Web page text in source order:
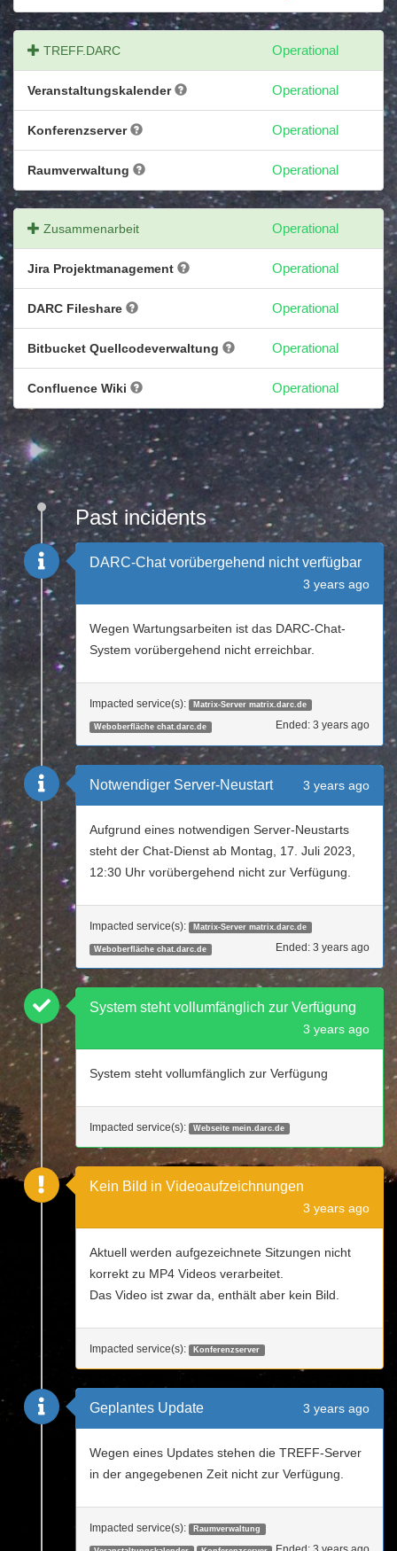
TREFF.DARC Operational
Veranstaltungskalender Operational
Konferenzserver Operational
Raumverwaltung Operational
Zusammenarbeit Operational
Jira Projektmanagement Operational
DARC Fileshare Operational
Bitbucket Quellcodeverwaltung Operational
Confluence Wiki Operational
Past incidents
DARC-Chat vorübergehend nicht verfügbar
3 years ago
Wegen Wartungsarbeiten ist das DARC-Chat-
System vorübergehend nicht erreichbar.
Impacted service(s): Matrix-Server matrix.darc.de
Weboberfläche chat.darc.de Ended: 3 years ago
Notwendiger Server-Neustart 3 years ago
Aufgrund eines notwendigen Server-Neustarts
steht der Chat-Dienst ab Montag, 17. Juli 2023,
12:30 Uhr vorübergehend nicht zur Verfügung.
Impacted service(s): Matrix-Server matrix.darc.de
Weboberfläche chat.darc.de Ended: 3 years ago
System steht vollumfänglich zur Verfügung
3 years ago
System steht vollumfänglich zur Verfügung
Impacted service(s): Webseite mein.darc.de
Kein Bild in Videoaufzeichnungen
3 years ago
Aktuell werden aufgezeichnete Sitzungen nicht
korrekt zu MP4 Videos verarbeitet.
Das Video ist zwar da, enthält aber kein Bild.
Impacted service(s): Konferenzserver
Geplantes Update 3 years ago
Wegen eines Updates stehen die TREFF-Server
in der angegebenen Zeit nicht zur Verfügung.
Impacted service(s): Raumverwaltung